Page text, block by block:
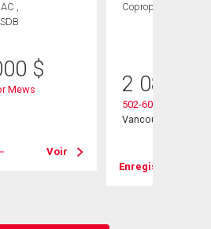
,
$
Mews
Voir
Copropriété
2 080
502-6080 Iona Drive
Vancouver, BC
Enregistrer